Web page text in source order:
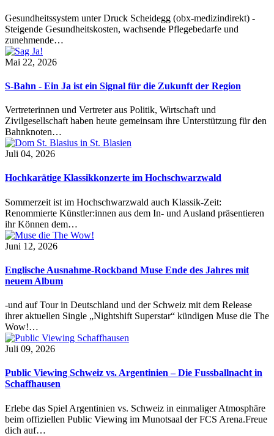
Gesundheitssystem unter Druck Scheidegg (obx-medizindirekt) -
Steigende Gesundheitskosten, wachsende Pflegebedarfe und
zunehmende…
Mai 22, 2026
S-Bahn - Ein Ja ist ein Signal für die Zukunft der Region
Vertreterinnen und Vertreter aus Politik, Wirtschaft und
Zivilgesellschaft haben heute gemeinsam ihre Unterstützung für den
Bahnknoten…
Juli 04, 2026
Hochkarätige Klassikkonzerte im Hochschwarzwald
Sommerzeit ist im Hochschwarzwald auch Klassik-Zeit:
Renommierte Künstler:innen aus dem In- und Ausland präsentieren
ihr Können dem…
Juni 12, 2026
Englische Ausnahme-Rockband Muse Ende des Jahres mit
neuem Album
-und auf Tour in Deutschland und der Schweiz mit dem Release
ihrer aktuellen Single „Nightshift Superstar“ kündigen Muse die The
Wow!…
Juli 09, 2026
Public Viewing Schweiz vs. Argentinien – Die Fussballnacht in
Schaffhausen
Erlebe das Spiel Argentinien vs. Schweiz in einmaliger Atmosphäre
beim offiziellen Public Viewing im Munotsaal der FCS Arena.Freue
dich auf…